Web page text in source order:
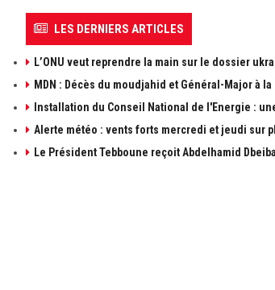
LES DERNIERS ARTICLES
L’ONU veut reprendre la main sur le dossier
MDN : Décès du moudjahid et Général-Major à
Installation du Conseil National de l'Energie :
Alerte météo : vents forts mercredi et jeudi sur
Le Président Tebboune reçoit Abdelhamid